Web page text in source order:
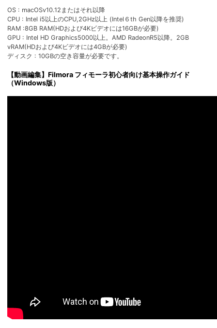
OS : macOSv10.12またはそれ以降
CPU : Intel i5以上のCPU,2GHz以上 (Intel６th Gen以降を推奨)
RAM :8GB RAM(HDおよび4Kビデオには16GBが必要)
GPU : Intel HD Graphics5000以上。AMD RadeonR5以降。2GB
vRAM(HDおよび4Kビデオには4GBが必要)
ディスク : 10GBの空き容量が必要です。
【動画編集】Filmora フィモーラ初心者向け基本操作ガイド
（Windows版）